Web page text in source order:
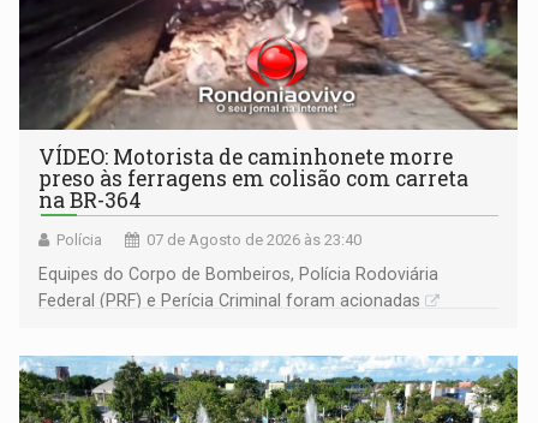
VÍDEO: Motorista de caminhonete morre
preso às ferragens em colisão com carreta
na BR-364
Polícia 07 de Agosto de 2026 às 23:40
Equipes do Corpo de Bombeiros, Polícia Rodoviária
Federal (PRF) e Perícia Criminal foram acionadas